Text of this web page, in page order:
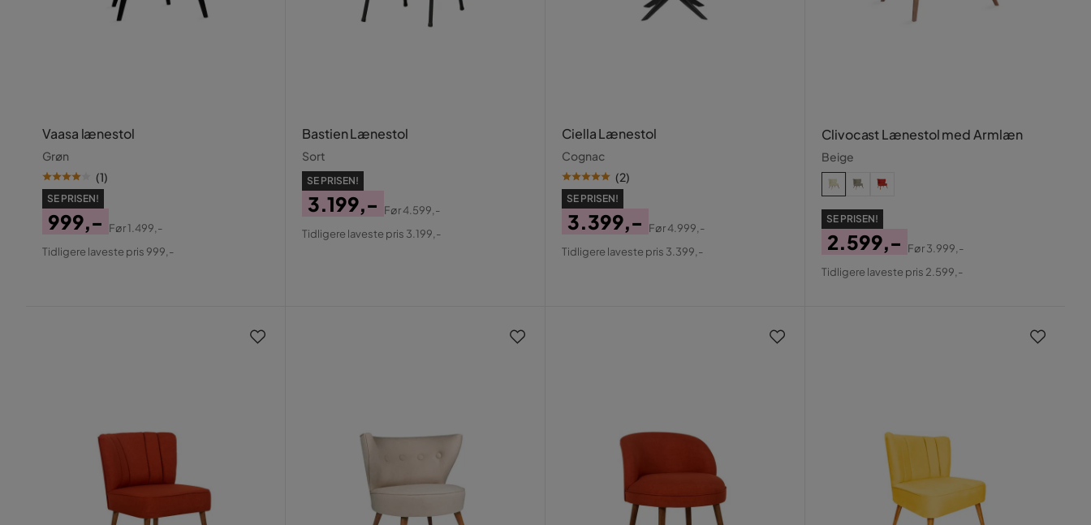
Vaasa lænestol
Grøn
(1)
SE PRISEN!
Pris
999,-
Original
Før1.499,-
Tidligere laveste pris 999,-
Bastien Lænestol
Sort
SE PRISEN!
Pris
3.199,-
Original
Før4.599,-
Tidligere laveste pris 3.199,-
Ciella Lænestol
Cognac
(2)
SE PRISEN!
Pris
3.399,-
Original
Før4.999,-
Tidligere laveste pris 3.399,-
Clivocast Lænestol med Armlæn
Beige
SE PRISEN!
Pris
2.599,-
Original
Før3.999,-
Tidligere laveste pris 2.599,-